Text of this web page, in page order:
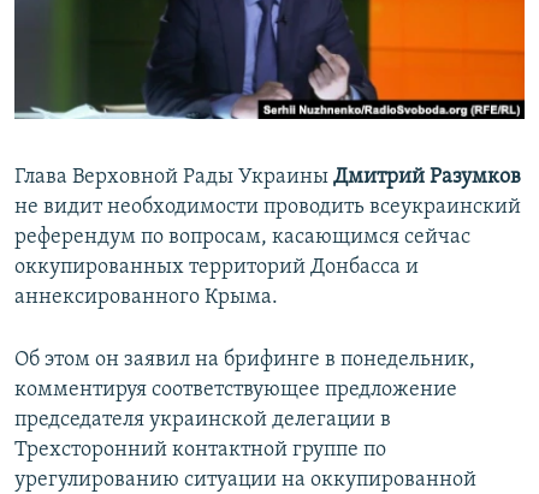
ПОБЕДИТЕЛЕЙ НЕ СУДЯТ?
КРЫМ.НЕПОКОРЕННЫЙ
ELIFBE
ПРИСОЕДИНЯЙТЕСЬ!
Все сайты RFE/RL
Глава Верховной Рады Украины Дмитрий Разумков
не видит необходимости проводить всеукраинский
референдум по вопросам, касающимся сейчас
оккупированных территорий Донбасса и
аннексированного Крыма.
Об этом он заявил на брифинге в понедельник,
комментируя соответствующее предложение
председателя украинской делегации в
Трехсторонний контактной группе по
урегулированию ситуации на оккупированной